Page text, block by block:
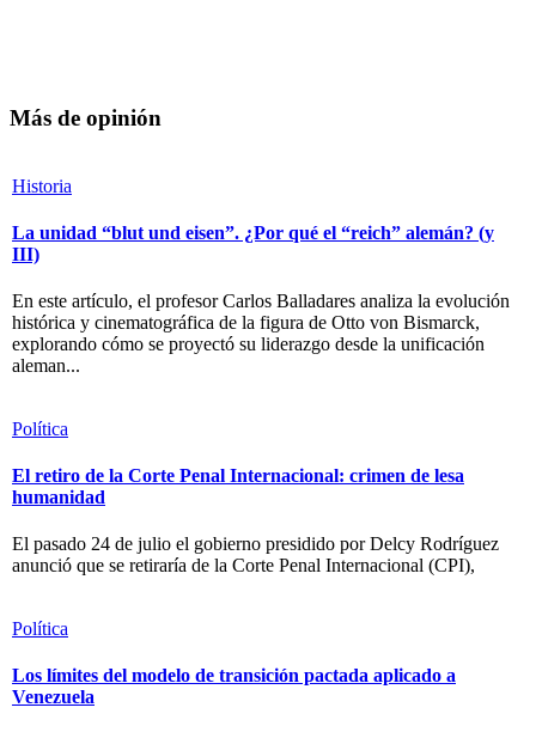
Más de opinión
Historia
La unidad “blut und eisen”. ¿Por qué el “reich” alemán? (y
III)
En este artículo, el profesor Carlos Balladares analiza la evolución
histórica y cinematográfica de la figura de Otto von Bismarck,
explorando cómo se proyectó su liderazgo desde la unificación
aleman...
Política
El retiro de la Corte Penal Internacional: crimen de lesa
humanidad
El pasado 24 de julio el gobierno presidido por Delcy Rodríguez
anunció que se retiraría de la Corte Penal Internacional (CPI),
Política
Los límites del modelo de transición pactada aplicado a
Venezuela